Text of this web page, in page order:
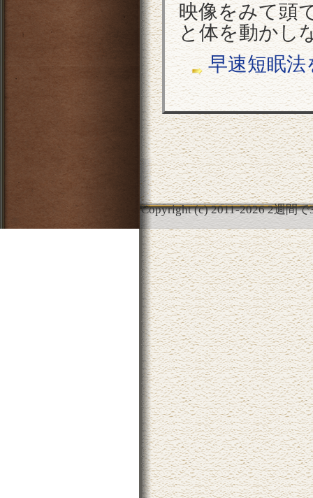
映像をみて頭
と体を動かし
早速短眠
Copyright (c) 2011-20262週間で